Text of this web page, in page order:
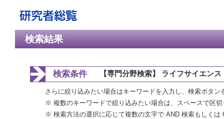
検索結果
検索条件 【専門分野検索】 ライフサイエン
さらに絞り込みたい場合はキーワードを入力し、検索ボタ
※ 複数のキーワードで絞り込みたい場合は、スペースで区
※ 検索方法の選択に応じて複数の文字で AND 検索もしくは